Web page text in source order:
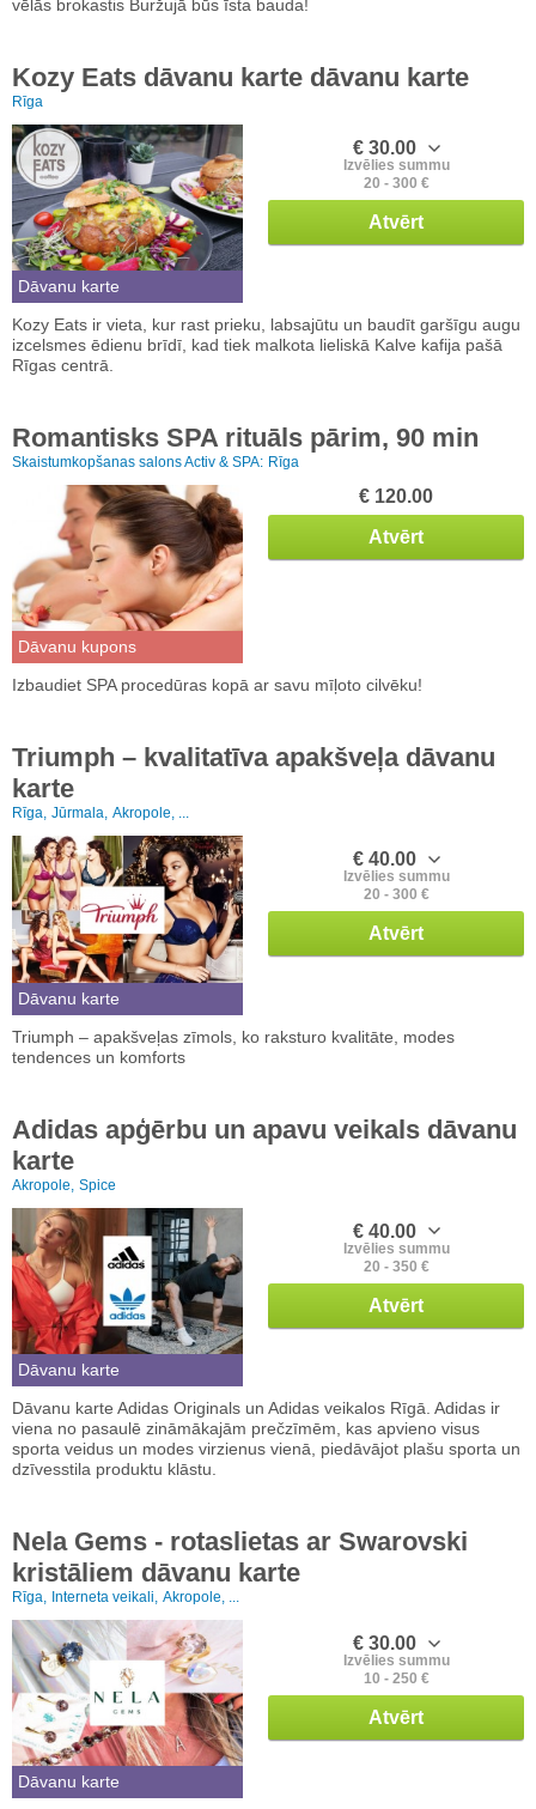
vēlās brokastis Buržujā būs īsta bauda!
Kozy Eats dāvanu karte dāvanu karte
Rīga
Dāvanu karte
€ 30.00
Izvēlies summu
20 - 300 €
Atvērt
Kozy Eats ir vieta, kur rast prieku, labsajūtu un baudīt garšīgu augu
izcelsmes ēdienu brīdī, kad tiek malkota lieliskā Kalve kafija pašā
Rīgas centrā.
Romantisks SPA rituāls pārim, 90 min
Skaistumkopšanas salons Activ & SPA: Rīga
Dāvanu kupons
€ 120.00
Atvērt
Izbaudiet SPA procedūras kopā ar savu mīļoto cilvēku!
Triumph – kvalitatīva apakšveļa dāvanu
karte
Rīga, Jūrmala, Akropole, ...
Dāvanu karte
€ 40.00
Izvēlies summu
20 - 300 €
Atvērt
Triumph – apakšveļas zīmols, ko raksturo kvalitāte, modes
tendences un komforts
Adidas apģērbu un apavu veikals dāvanu
karte
Akropole, Spice
Dāvanu karte
€ 40.00
Izvēlies summu
20 - 350 €
Atvērt
Dāvanu karte Adidas Originals un Adidas veikalos Rīgā. Adidas ir
viena no pasaulē zināmākajām prečzīmēm, kas apvieno visus
sporta veidus un modes virzienus vienā, piedāvājot plašu sporta un
dzīvesstila produktu klāstu.
Nela Gems - rotaslietas ar Swarovski
kristāliem dāvanu karte
Rīga, Interneta veikali, Akropole, ...
Dāvanu karte
€ 30.00
Izvēlies summu
10 - 250 €
Atvērt